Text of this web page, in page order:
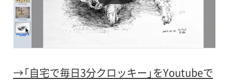
→「自宅で毎日3分クロッキー」をYoutubeで